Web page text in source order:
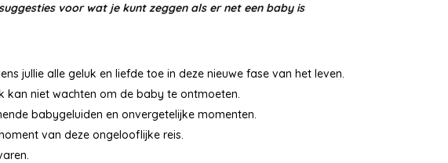
voor wat je kunt zeggen als er net een baby is
jullie alle geluk en liefde toe in deze nieuwe fase van het leven.
kan niet wachten om de baby te ontmoeten.
babygeluiden en onvergetelijke momenten.
van deze ongelooflijke reis.